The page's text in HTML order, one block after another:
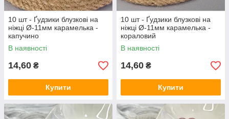
10 шт - Ґудзики блузкові на
ніжці Ø-11мм карамелька -
капучино
В наявності
14,60 ₴
Купити
10 шт - Ґудзики блузкові на
ніжці Ø-11мм карамелька -
кораловий
В наявності
14,60 ₴
Купити